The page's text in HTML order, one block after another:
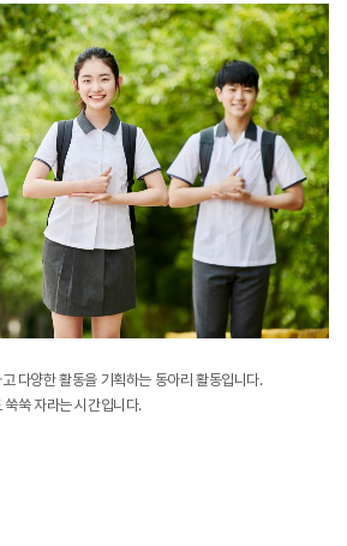
다양한 활동을 기획하는 동아리 활동입니다.
쑥 자라는 시간입니다.